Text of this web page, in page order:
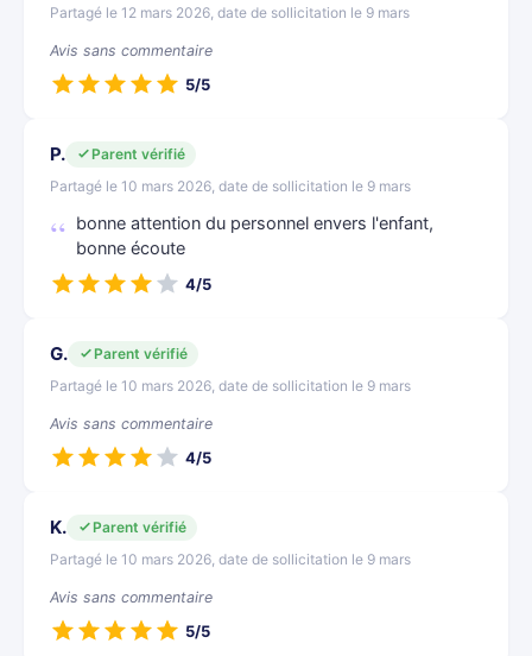
Partagé le 12 mars 2026, date de sollicitation le 9 mars
Avis sans commentaire
5/5
P.
Parent vérifié
Partagé le 10 mars 2026, date de sollicitation le 9 mars
bonne attention du personnel envers l'enfant,
bonne écoute
4/5
G.
Parent vérifié
Partagé le 10 mars 2026, date de sollicitation le 9 mars
Avis sans commentaire
4/5
K.
Parent vérifié
Partagé le 10 mars 2026, date de sollicitation le 9 mars
Avis sans commentaire
5/5